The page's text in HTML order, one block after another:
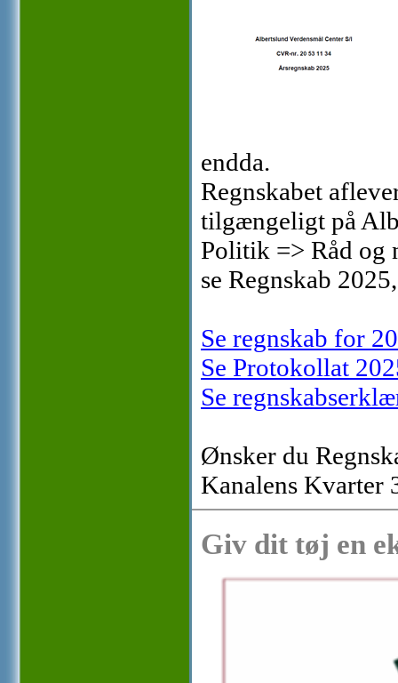
endda.
Regnskabet
tilgængeligt på
Politik => Råd og
se Regnskab
Se regnskab for
Se Protokollat
Se
Ønsker du
Kanalens Kvarter
Giv dit tøj en